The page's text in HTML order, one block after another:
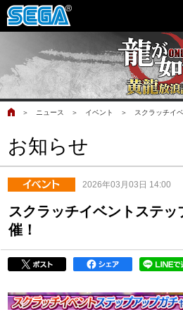
＞ ニュース ＞ イベント ＞ スクラッチイ
お知らせ
2026年03月03日 14:00
スクラッチイベントステッ
催！